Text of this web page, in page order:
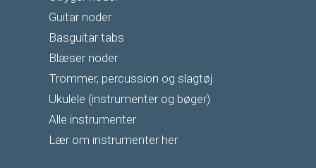
Guitar noder
Basguitar tabs
Blæser noder
Trommer, percussion og slagtøj
Ukulele (instrumenter og bøger)
Alle instrumenter
Lær om instrumenter her